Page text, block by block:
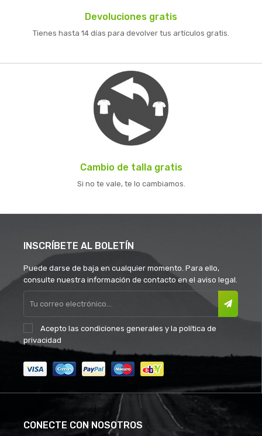
Devoluciones gratis
Tienes hasta 14 días para devolver tus artículos gratis.
Cambio de talla gratis
Si no te vale, te lo cambiamos.
INSCRÍBETE AL BOLETÍN
Puede darse de baja en cualquier momento. Para ello,
consulte nuestra información de contacto en el aviso legal.
Acepto las condiciones generales y la política de
privacidad
CONECTE CON NOSOTROS